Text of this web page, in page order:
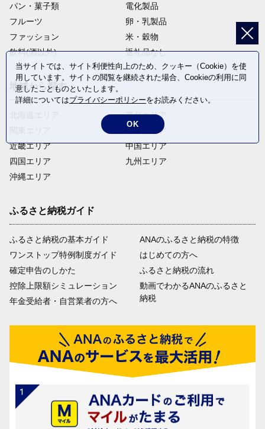
パン・菓子類
電化製品
フルーツ
卵・乳製品
ファッション
米・穀物
飲料(酒以外)
返礼品なし
地域から探す
近畿エリア
四国エリア
沖縄エリア
東北エリア
中部エリア
中国エリア
九州エリア
ふるさと納税ガイド
ふるさと納税の基本ガイド
ワンストップ特例制度ガイド
確定申告のしかた
控除上限額シミュレーション
年金受給者・自営業者の方へ
ANAのふるさと納税の特徴
はじめての方へ
ふるさと納税の流れ
動画でわかるANAのふるさと
納税
当サイトでは、サイト利便性向上のため、クッキー（Cookie）を使
用しています。サイトの閲覧を継続された場合、Cookieの利用に同
意したことものといたします。
詳細についてはプライバシーポリシーをお読みください。
OK